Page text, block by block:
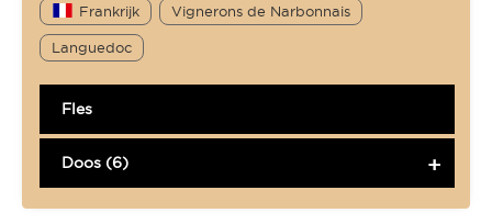
Frankrijk Vignerons de Narbonnais
Languedoc
Fles
Doos (6)